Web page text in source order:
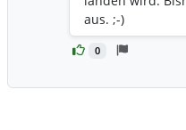
0
aus. ;-)